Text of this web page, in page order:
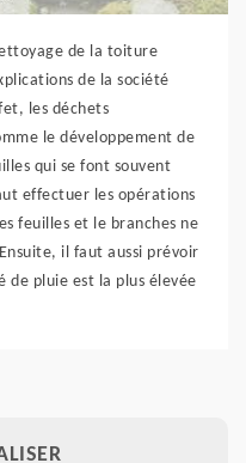
de la toiture
de la société
les déchets
le développement de
qui se font souvent
effectuer les opérations
feuilles et le branches ne
il faut aussi prévoir
de pluie est la plus élevée